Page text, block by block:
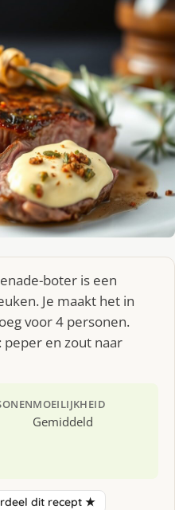
boter is een
Je maakt het in
voor 4 personen.
en zout naar
MOEILIJKHEID
Gemiddeld
dit recept ★